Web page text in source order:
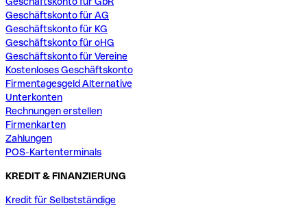
Geschäftskonto für AG
Geschäftskonto für KG
Geschäftskonto für oHG
Geschäftskonto für Vereine
Kostenloses Geschäftskonto
Firmentagesgeld Alternative
Unterkonten
Rechnungen erstellen
Firmenkarten
Zahlungen
POS-Kartenterminals
KREDIT & FINANZIERUNG
Kredit für Selbstständige